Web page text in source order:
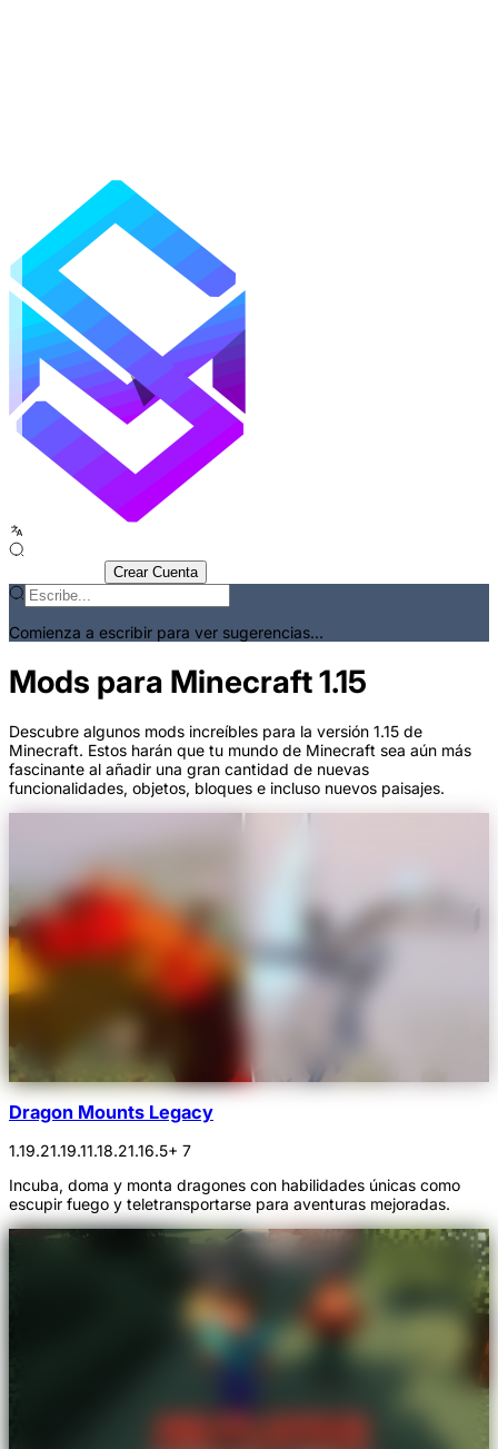
Crear Cuenta
Comienza a escribir para ver sugerencias...
Mods para Minecraft 1.15
Descubre algunos mods increíbles para la versión 1.15 de
Minecraft. Estos harán que tu mundo de Minecraft sea aún más
fascinante al añadir una gran cantidad de nuevas
funcionalidades, objetos, bloques e incluso nuevos paisajes.
Dragon Mounts Legacy
1.19.21.19.11.18.21.16.5+ 7
Incuba, doma y monta dragones con habilidades únicas como
escupir fuego y teletransportarse para aventuras mejoradas.